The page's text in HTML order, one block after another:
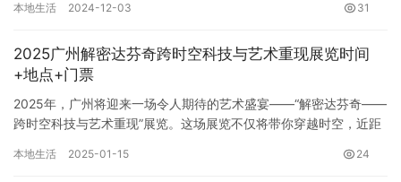
细…
本地生活 2024-12-03 31
2025广州解密达芬奇跨时空科技与艺术重现展览时间
+地点+门票
2025年，广州将迎来一场令人期待的艺术盛宴——“解密达芬奇——
跨时空科技与艺术重现”展览。这场展览不仅将带你穿越时空，近距
本地生活 2025-01-15 24